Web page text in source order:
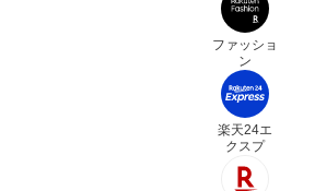
ファッショ
ン
楽天24エ
クスプ